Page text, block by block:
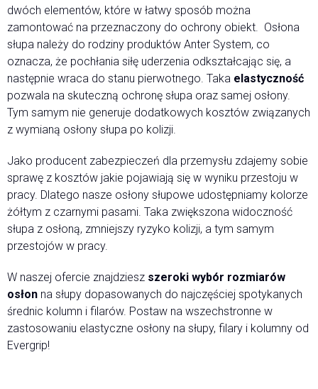
dwóch elementów, które w łatwy sposób można
zamontować na przeznaczony do ochrony obiekt. Osłona
słupa należy do rodziny produktów Anter System, co
oznacza, że pochłania siłę uderzenia odkształcając się, a
następnie wraca do stanu pierwotnego. Taka elastyczność
pozwala na skuteczną ochronę słupa oraz samej osłony.
Tym samym nie generuje dodatkowych kosztów związanych
z wymianą osłony słupa po kolizji.
Jako producent zabezpieczeń dla przemysłu zdajemy sobie
sprawę z kosztów jakie pojawiają się w wyniku przestoju w
pracy. Dlatego nasze osłony słupowe udostępniamy kolorze
żółtym z czarnymi pasami. Taka zwiększona widoczność
słupa z osłoną, zmniejszy ryzyko kolizji, a tym samym
przestojów w pracy.
W naszej ofercie znajdziesz szeroki wybór rozmiarów
osłon na słupy dopasowanych do najczęściej spotykanych
średnic kolumn i filarów. Postaw na wszechstronne w
zastosowaniu elastyczne osłony na słupy, filary i kolumny od
Evergrip!